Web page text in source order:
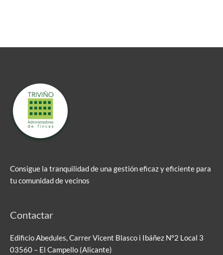
Consigue la tranquilidad de una gestión eficaz y eficiente para
tu comunidad de vecinos
Contactar
Edificio Abedules, Carrer Vicent Blasco i Ibáñez Nº2 Local 3
03560 – El Campello (Alicante)